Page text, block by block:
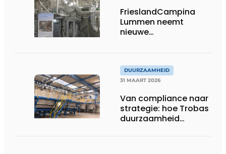
FrieslandCampina
Lummen neemt
nieuwe
DUURZAAMHEID
31 MAART 2026
Van compliance naar
strategie: hoe Trobas
duurzaamheid